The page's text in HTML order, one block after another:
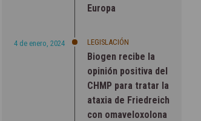
Europa
4 de enero, 2024 LEGISLACIÓN
Biogen recibe la
opinión positiva del
CHMP para tratar la
ataxia de Friedreich
con omaveloxolona